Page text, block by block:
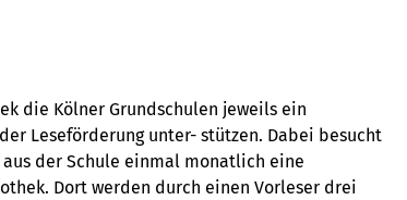
die Kölner Grundschulen jeweils ein
Leseförderung unter- stützen. Dabei besucht
der Schule einmal monatlich eine
Dort werden durch einen Vorleser drei